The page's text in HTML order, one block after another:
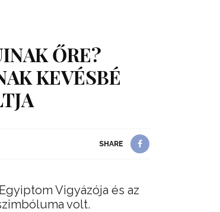
ŐRE?
KEVÉSBÉ
SHARE
Vigyázója és az
volt.